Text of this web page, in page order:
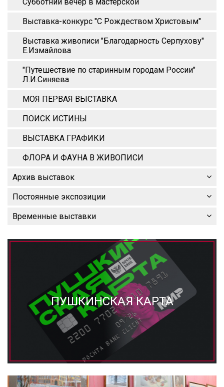
Выставка-конкурс "С Рождеством Христовым"
Выставка живописи "Благодарность Серпухову"
Е.Измайлова
"Путешествие по старинным городам России"
Л.И.Синяева
МОЯ ПЕРВАЯ ВЫСТАВКА
ПОИСК ИСТИНЫ
ВЫСТАВКА ГРАФИКИ
ФЛОРА И ФАУНА В ЖИВОПИСИ
Архив выставок
Постоянные экспозиции
Временные выставки
ПУШКИНСКАЯ КАРТА